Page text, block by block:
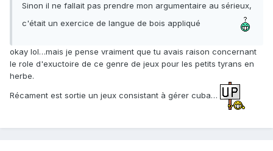
Sinon il ne fallait pas prendre mon argumentaire au sérieux,
c'était un exercice de langue de bois appliqué
okay lol…mais je pense vraiment que tu avais raison concernant
le role d'exuctoire de ce genre de jeux pour les petits tyrans en
herbe.
Récament est sortie un jeux consistant à gérer cuba…